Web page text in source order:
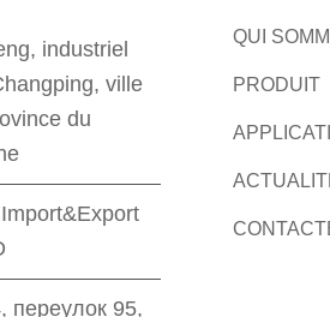
industriel
ville
du
переулок 95,
QUI
PRODUIT